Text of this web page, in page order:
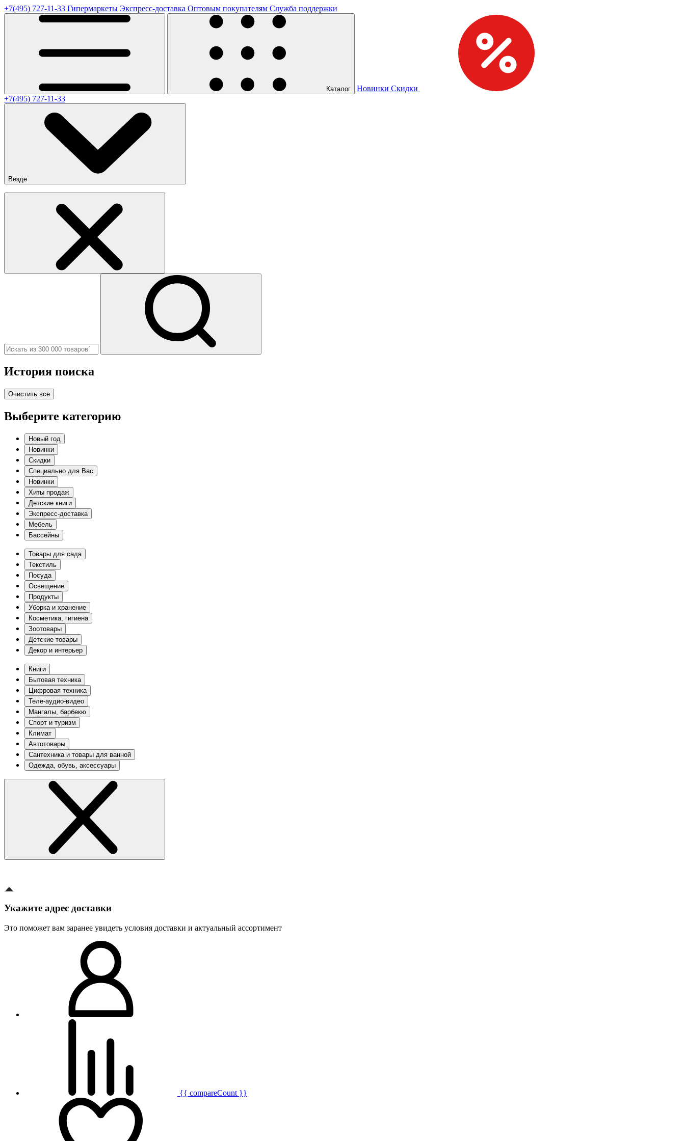
+7(495) 727-11-33 Гипермаркеты Экспресс-доставка Оптовым покупателям Служба поддержки
Каталог Новинки Скидки
+7(495) 727-11-33
Везде
История поиска
Очистить все
Выберите категорию
Новый год
Новинки
Скидки
Специально для Вас
Новинки
Хиты продаж
Детские книги
Экспресс-доставка
Мебель
Бассейны
Товары для сада
Текстиль
Посуда
Освещение
Продукты
Уборка и хранение
Косметика, гигиена
Зоотовары
Детские товары
Декор и интерьер
Книги
Бытовая техника
Цифровая техника
Теле-аудио-видео
Мангалы, барбекю
Спорт и туризм
Климат
Автотовары
Сантехника и товары для ванной
Одежда, обувь, аксессуары
Укажите адрес доставки
Это поможет вам заранее увидеть условия доставки и актуальный ассортимент
{{ compareCount }}